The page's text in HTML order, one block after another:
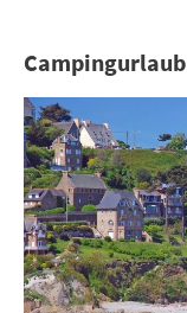
Campingurlaub